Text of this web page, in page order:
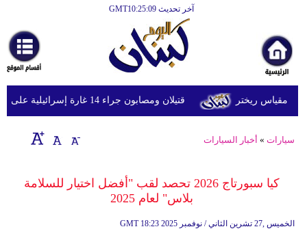
آخر تحديث GMT10:25:09
أخبارعاجلة
رياضة
ثقافة
إقتصاد
وموسيقى
قتيلان ومصابون جراء 14 غارة إسرائيلية على شرق وجنوب لبنان
سيارات » أخبار السيارات
كيا سبورتاج 2026 تحصد لقب "أفضل اختيار للسلامة
بلاس" لعام 2025
GMT 18:23 2025 الخميس ,27 تشرين الثاني / نوفمبر